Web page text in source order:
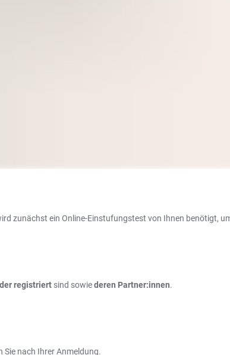
zunächst ein Online-Einstufungstest von Ihnen benötigt,
registriert sind sowiederen Partner:innen.
nach Ihrer Anmeldung.